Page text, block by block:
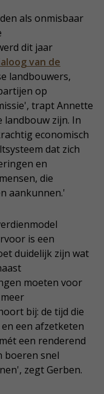
als onmisbaar
dit jaar
van de
landbouwers,
op
trapt Annette
landbouw zijn. In
economisch
dat zich
en
die
aankunnen.'
is een
duidelijk zijn wat
moeten voor
bij: de tijd die
een afzetketen
een renderend
boeren snel
zegt Gerben.